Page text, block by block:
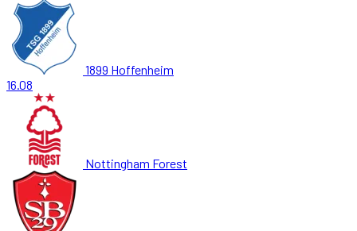
1899 Hoffenheim
16.08
Nottingham Forest